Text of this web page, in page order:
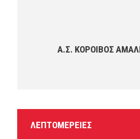
Α.Σ. ΚΌΡΟΙΒΟΣ
ΛΕΠΤΟΜΈΡΕΙΕΣ